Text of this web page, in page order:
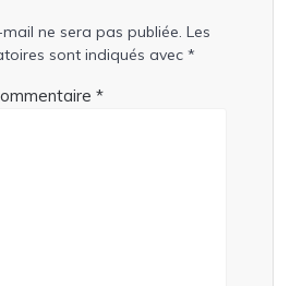
ne sera pas publiée. Les
sont indiqués avec *
*